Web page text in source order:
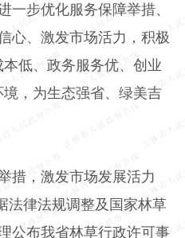
一步优化服务保障举措、
心、激发市场活力，积极
低、政务服务优、创业
，为生态强省、绿美吉
措，激发市场发展活力
法律法规调整及国家林草
公布我省林草行政许可事